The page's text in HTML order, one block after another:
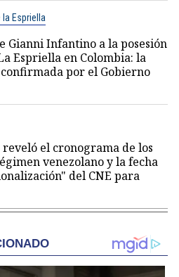
Espriella
Gianni Infantino a la posesión
Espriella en Colombia: la
por el Gobierno
el cronograma de los
venezolano y la fecha
del CNE para